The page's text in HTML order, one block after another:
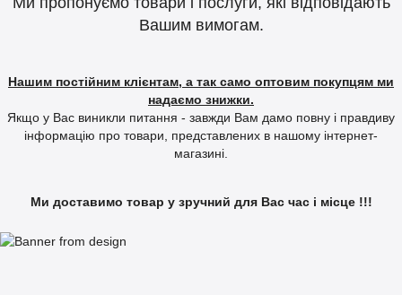
Вашим вимогам.
Нашим постійним клієнтам, а так само оптовим покупцям ми
надаємо знижки.
Якщо у Вас виникли питання - завжди Вам дамо повну і правдиву
інформацію про товари, представлених в нашому інтернет-
магазині.
Ми доставимо товар у зручний для Вас час і місце !!!